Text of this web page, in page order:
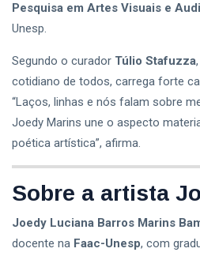
Pesquisa em Artes Visuais e
Unesp.
Segundo o curador Túlio Stafuzza
cotidiano de todos, carrega forte
“Laços, linhas e nós falam sobre
Joedy Marins une o aspecto
poética artística”, afirma.
Sobre a artista
Joedy Luciana Barros Marins
docente na Faac-Unesp, com